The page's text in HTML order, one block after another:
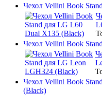
Чехол Vellini Book
Чехол Vellini Book
Чехол Vellini Book
(Black)